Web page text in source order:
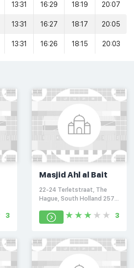
13:31 16:29 18:19 20:07
13:31 16:27 18:17 20:05
13:31 16:26 18:15 20:03
3
Masjid Ahl al Bait
22-24 Terletstraat, The
Hague, South Holland 2573
3